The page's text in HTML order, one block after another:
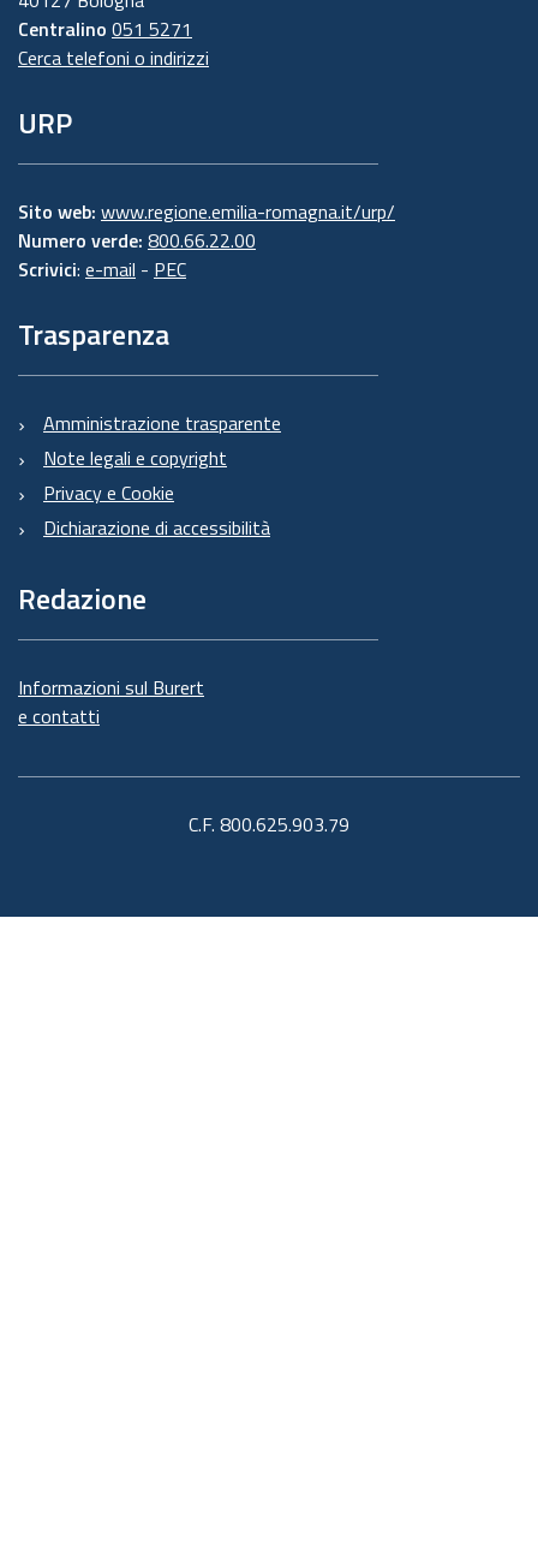
Centralino 051 5271
Cerca telefoni o indirizzi
URP
Sito web: www.regione.emilia-romagna.it/urp/
Numero verde: 800.66.22.00
Scrivici: e-mail - PEC
Trasparenza
Amministrazione trasparente
Note legali e copyright
Privacy e Cookie
Dichiarazione di accessibilità
Redazione
Informazioni sul Burert
e contatti
C.F. 800.625.903.79